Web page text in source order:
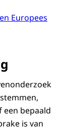
Europees
een bepaald
is van